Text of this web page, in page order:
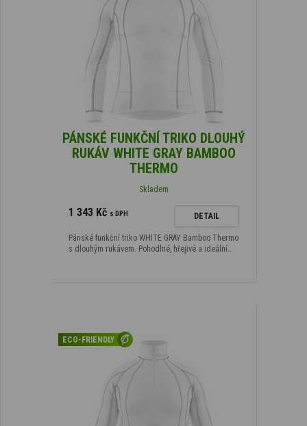
PÁNSKÉ FUNKČNÍ TRIKO DLOUHÝ
RUKÁV WHITE GRAY BAMBOO
THERMO
Skladem
1 343 Kč s DPH DETAIL
Pánské funkční triko WHITE GRAY Bamboo Thermo
s dlouhým rukávem. Pohodlné, hřejivé a ideální…
ECO-FRIENDLY